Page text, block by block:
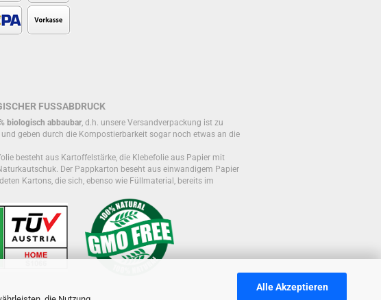
Alle Akzeptieren
FUSSABDRUCK
biologisch abbaubar, d.h. unsere Versandverpackung ist zu
und geben durch die Kompostierbarkeit sogar noch etwas an die
besteht aus Kartoffelstärke, die Klebefolie aus Papier mit
Der Pappkarton beseht aus einwandigem Papier
Kartons, die sich, ebenso wie Füllmaterial, bereits im